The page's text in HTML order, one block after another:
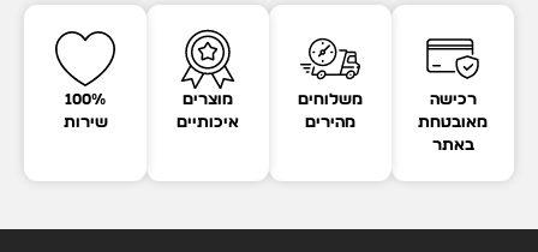
רכישה
מאובטחת
באתר
משלוחים
מהירים
מוצרים
איכותיים
100%
שירות